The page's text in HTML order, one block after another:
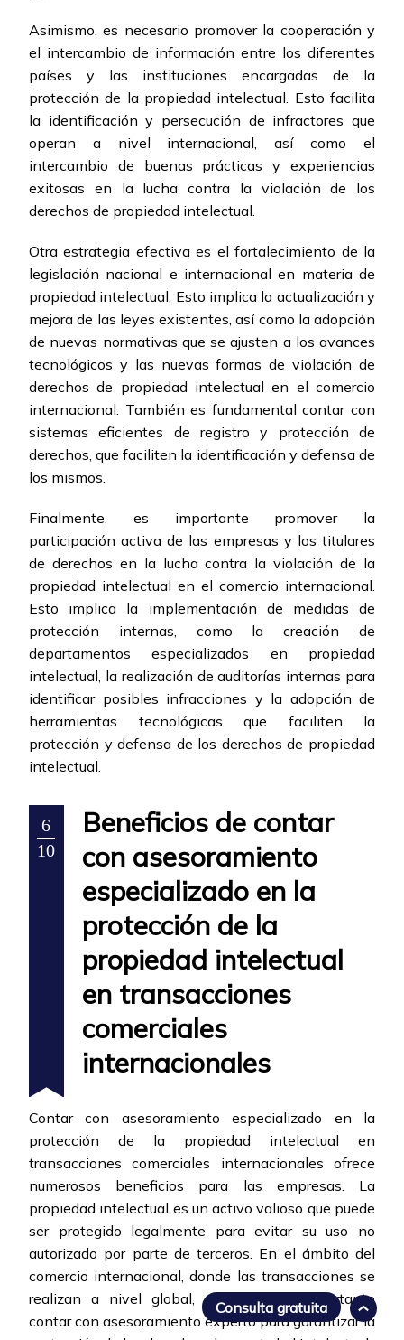
Asimismo, es necesario promover la cooperación y
el intercambio de información entre los diferentes
países y las instituciones encargadas de la
protección de la propiedad intelectual. Esto facilita
la identificación y persecución de infractores que
operan a nivel internacional, así como el
intercambio de buenas prácticas y experiencias
exitosas en la lucha contra la violación de los
derechos de propiedad intelectual.
Otra estrategia efectiva es el fortalecimiento de la
legislación nacional e internacional en materia de
propiedad intelectual. Esto implica la actualización y
mejora de las leyes existentes, así como la adopción
de nuevas normativas que se ajusten a los avances
tecnológicos y las nuevas formas de violación de
derechos de propiedad intelectual en el comercio
internacional. También es fundamental contar con
sistemas eficientes de registro y protección de
derechos, que faciliten la identificación y defensa de
los mismos.
Finalmente, es importante promover la
participación activa de las empresas y los titulares
de derechos en la lucha contra la violación de la
propiedad intelectual en el comercio internacional.
Esto implica la implementación de medidas de
protección internas, como la creación de
departamentos especializados en propiedad
intelectual, la realización de auditorías internas para
identificar posibles infracciones y la adopción de
herramientas tecnológicas que faciliten la
protección y defensa de los derechos de propiedad
intelectual.
6
10
Beneficios de contar
con asesoramiento
especializado en la
protección de la
propiedad intelectual
en transacciones
comerciales
internacionales
Contar con asesoramiento especializado en la
protección de la propiedad intelectual en
transacciones comerciales internacionales ofrece
numerosos beneficios para las empresas. La
propiedad intelectual es un activo valioso que puede
ser protegido legalmente para evitar su uso no
autorizado por parte de terceros. En el ámbito del
comercio internacional, donde las transacciones se
realizan a nivel global, es aún más importante
contar con asesoramiento experto para garantizar la
Consulta gratuita